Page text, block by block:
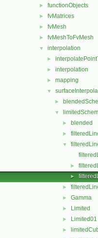
► functionObjects
► fvMatrices
► fvMesh
► fvMeshToFvMesh
▼ interpolation
►
► interpolation
► mapping
▼
►
▼
► blended
►
▼
►
►
►
► Gamma
► Limited
► Limited01
►